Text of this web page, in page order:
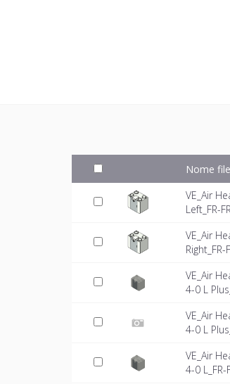
Nome file
VE_Air
Left_FR-
VE_Air
Right_FR-
VE_Air
4-0 L
VE_Air
4-0 L
VE_Air
4-0 L_FR-